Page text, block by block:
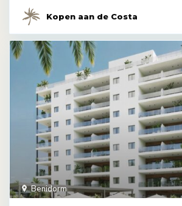
Kopen aan de Costa
Benidorm